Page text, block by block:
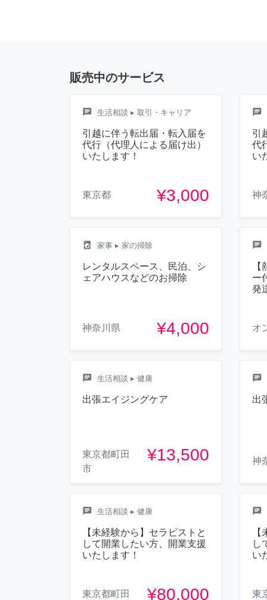
販売中のサービス
chat 生活相談 ▸ 取引・キャリア
引越に伴う転出届・転入届を
代行（代理人による届け出）
いたします！
東京都 ¥3,000
chat
引
代
い
神
local_laundry_service 家事 ▸ 家の掃除
レンタルスペース、民泊、シ
ェアハウスなどのお掃除
神奈川県 ¥4,000
chat
ー
発
オ
chat 生活相談 ▸ 健康
出張エイジングケア
東京都町田
市
¥13,500
chat
出
神
chat 生活相談 ▸ 健康
【未経験から】セラピストと
して開業したい方、開業支援
いたします！
東京都町田 ¥80,000
chat
し
い
東